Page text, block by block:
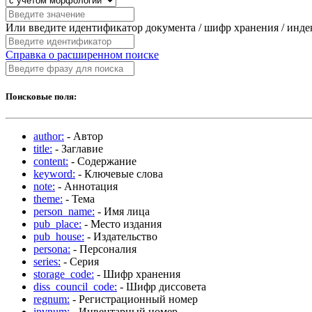
Или введите идентификатор документа / шифр хранения /
Справка о расширенном поиске
Поисковые поля:
author: - Автор
title: - Заглавие
content: - Содержание
keyword: - Ключевые слова
note: - Аннотация
theme: - Тема
person_name: - Имя лица
pub_place: - Место издания
pub_house: - Издательство
persona: - Персоналия
series: - Серия
storage_code: - Шифр хранения
diss_council_code: - Шифр диссовета
regnum: - Регистрационный номер